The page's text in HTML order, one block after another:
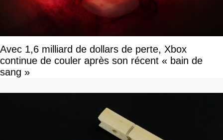
Avec 1,6 milliard de dollars de perte, Xbox
continue de couler après son récent « bain de
sang »